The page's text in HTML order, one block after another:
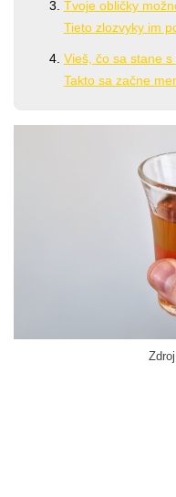
Tvoje obličky
Tieto zlozvyky im
Vieš, čo sa stane
Takto sa začne